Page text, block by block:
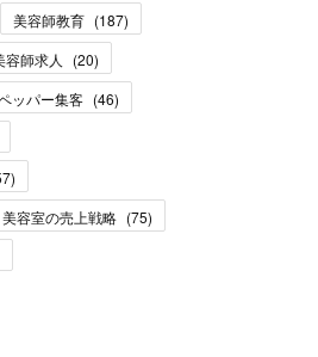
美容師教育 (187)
容師求人 (20)
ッパー集客 (46)
)
美容室の売上戦略 (75)